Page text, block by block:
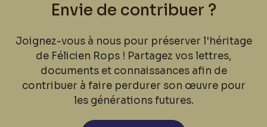
Envie de contribuer ?
Joignez-vous à nous pour préserver l'héritage
de Félicien Rops ! Partagez vos lettres,
documents et connaissances afin de
contribuer à faire perdurer son œuvre pour
les générations futures.